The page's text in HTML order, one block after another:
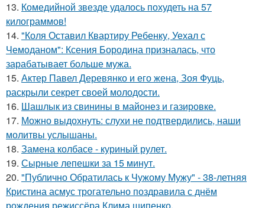
13. Комедийной звезде удалось похудеть на 57
килограммов!
14. "Коля Оставил Квартиру Ребенку, Уехал с
Чемоданом": Ксения Бородина призналась, что
зарабатывает больше мужа.
15. Актер Павел Деревянко и его жена, Зоя Фуць,
раскрыли секрет своей молодости.
16. Шашлык из свинины в майонез и газировке.
17. Можно выдохнуть: слухи не подтвердились, наши
молитвы услышаны.
18. Замена колбасе - куриный рулет.
19. Сырные лепешки за 15 минут.
20. "Публично Обратилась к Чужому Мужу" - 38-летняя
Кристина асмус трогательно поздравила с днём